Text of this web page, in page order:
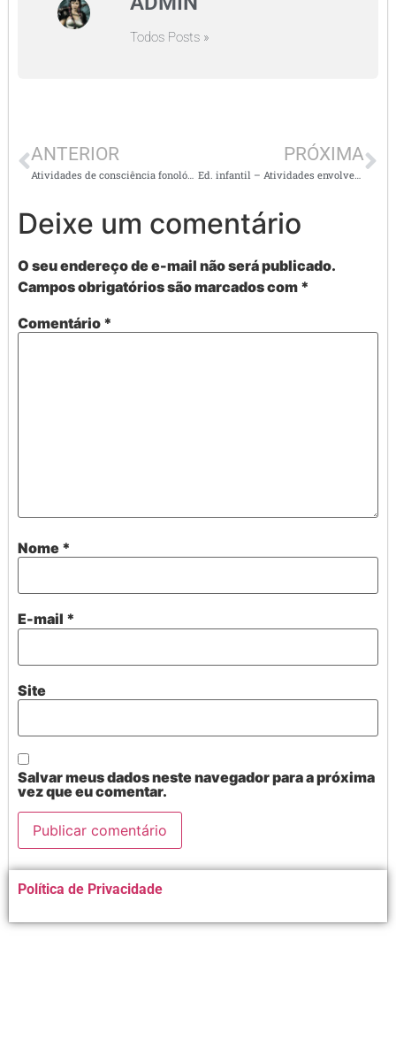
Todos Posts »
ANTERIOR
Atividades de consciência fonológica
PRÓXIMA
Ed. infantil – Atividades envolvendo números e quantidades de 0 a 10
Deixe um comentário
O seu endereço de e-mail não será publicado.
Campos obrigatórios são marcados com *
Comentário *
Nome *
E-mail *
Site
Salvar meus dados neste navegador para a próxima
vez que eu comentar.
Alternative:
Política de Privacidade